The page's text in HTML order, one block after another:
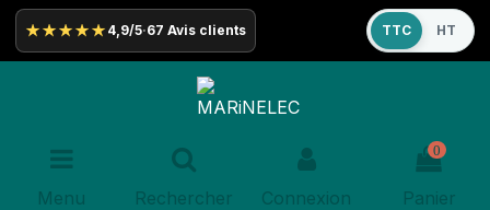
★★★★★ 4,9/5·67 Avis clients TTC HT
Menu Rechercher Connexion
0
Panier